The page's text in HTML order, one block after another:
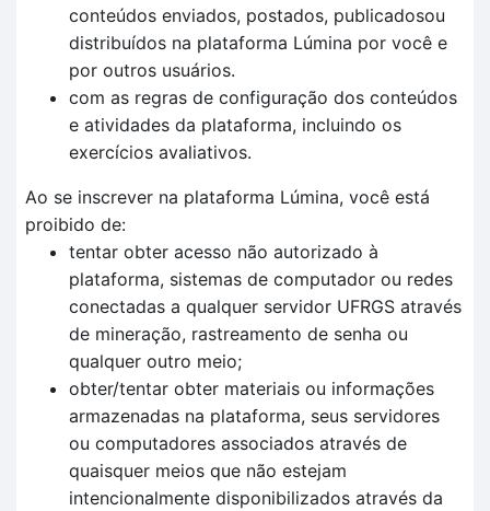
conteúdos enviados, postados, publicadosou
distribuídos na plataforma Lúmina por você e
por outros usuários.
com as regras de configuração dos conteúdos
e atividades da plataforma, incluindo os
exercícios avaliativos.
Ao se inscrever na plataforma Lúmina, você está
proibido de:
tentar obter acesso não autorizado à
plataforma, sistemas de computador ou redes
conectadas a qualquer servidor UFRGS através
de mineração, rastreamento de senha ou
qualquer outro meio;
obter/tentar obter materiais ou informações
armazenadas na plataforma, seus servidores
ou computadores associados através de
quaisquer meios que não estejam
intencionalmente disponibilizados através da